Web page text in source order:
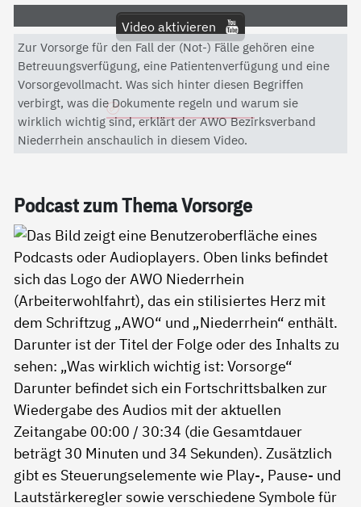
Video aktivieren
Mit dem Aktivieren des Videos akzeptieren Sie die
Datenschutzerklärung von YouTube.
Datenschutzerklärung
Zur Vorsorge für den Fall der (Not-) Fälle gehören eine
Betreuungsverfügung, eine Patientenverfügung und eine
Vorsorgevollmacht. Was sich hinter diesen Begriffen
verbirgt, was die Dokumente regeln und warum sie
wirklich wichtig sind, erklärt der AWO Bezirksverband
Niederrhein anschaulich in diesem Video.
Pod­cast zum The­ma Vor­sor­ge